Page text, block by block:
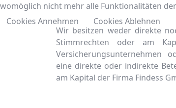
Wir besitzen weder direkte
Stimmrechten oder am
Versicherungsunternehmen
eine direkte oder indirekte
am Kapital der Firma Findess
womöglich nicht mehr alle Funktionalitäten
Cookies Annehmen
Cookies Ablehnen